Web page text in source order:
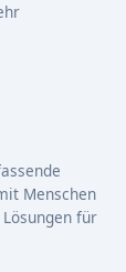
Menschen
für